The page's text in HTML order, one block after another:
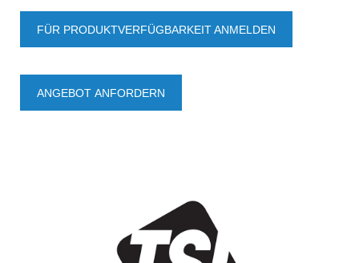
FÜR PRODUKTVERFÜGBARKEIT ANMELDEN
ANGEBOT ANFORDERN